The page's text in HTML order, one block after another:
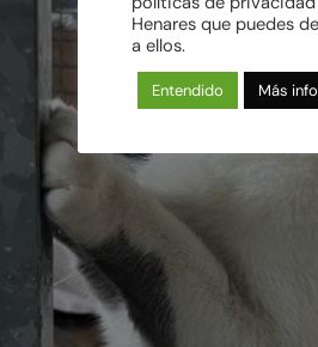
Henares que puedes
a ellos.
Entendido Más